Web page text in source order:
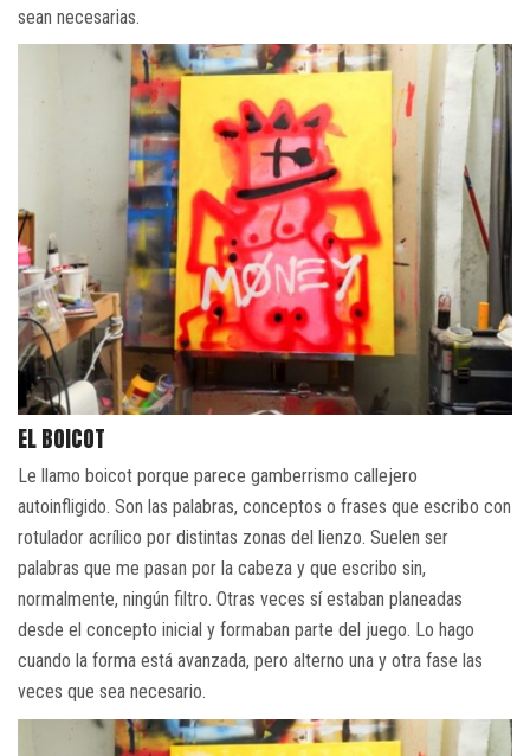
sean necesarias.
EL BOICOT
Le llamo boicot porque parece gamberrismo callejero
autoinfligido. Son las palabras, conceptos o frases que escribo con
rotulador acrílico por distintas zonas del lienzo. Suelen ser
palabras que me pasan por la cabeza y que escribo sin,
normalmente, ningún filtro. Otras veces sí estaban planeadas
desde el concepto inicial y formaban parte del juego. Lo hago
cuando la forma está avanzada, pero alterno una y otra fase las
veces que sea necesario.